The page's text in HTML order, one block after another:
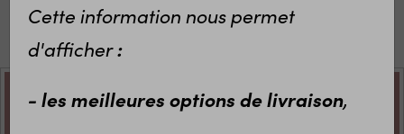
Cette information nous permet
d'afficher:
- les meilleures options de livraison,
Affiche de Naissance Personnalisée - Calligraphie
Artisanale à la Main